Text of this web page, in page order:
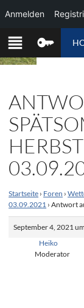
ZUM
INHALT
SPRINGEN
Startseite › Foren ›
03.09.2021 › Antwort
September 4, 2021
Heiko
Moderator
Anmelden